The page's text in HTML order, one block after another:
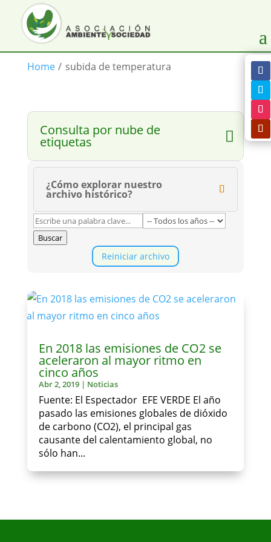
Home / subida de temperatura
Consulta por nube de
etiquetas
¿Cómo explorar nuestro
archivo histórico?
Buscar
Reiniciar archivo
En 2018 las emisiones de CO2 se
aceleraron al mayor ritmo en
cinco años
Abr 2, 2019| Noticias
Fuente: El Espectador EFE VERDE El año
pasado las emisiones globales de dióxido
de carbono (CO2), el principal gas
causante del calentamiento global, no
sólo han...